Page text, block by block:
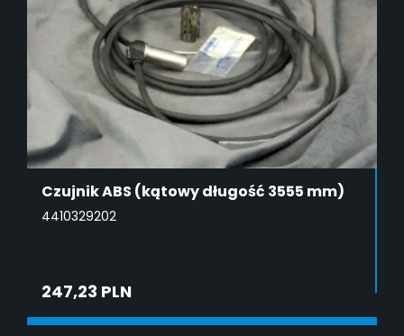
Czujnik ABS (kątowy długość 3555 mm)
4410329202
247,23 PLN